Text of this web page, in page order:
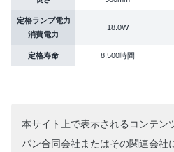
定格ランプ電力
消費電力
18.0W
定格寿命 8,500時間
本サイト上で表示されるコンテン
パン合同会社またはその関連会社